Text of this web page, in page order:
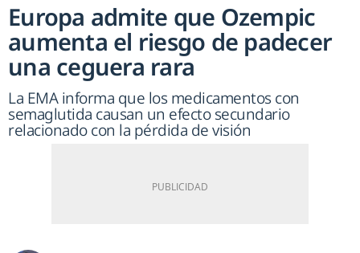
Europa admite que Ozempic
aumenta el riesgo de padecer
una ceguera rara
La EMA informa que los medicamentos con
semaglutida causan un efecto secundario
relacionado con la pérdida de visión